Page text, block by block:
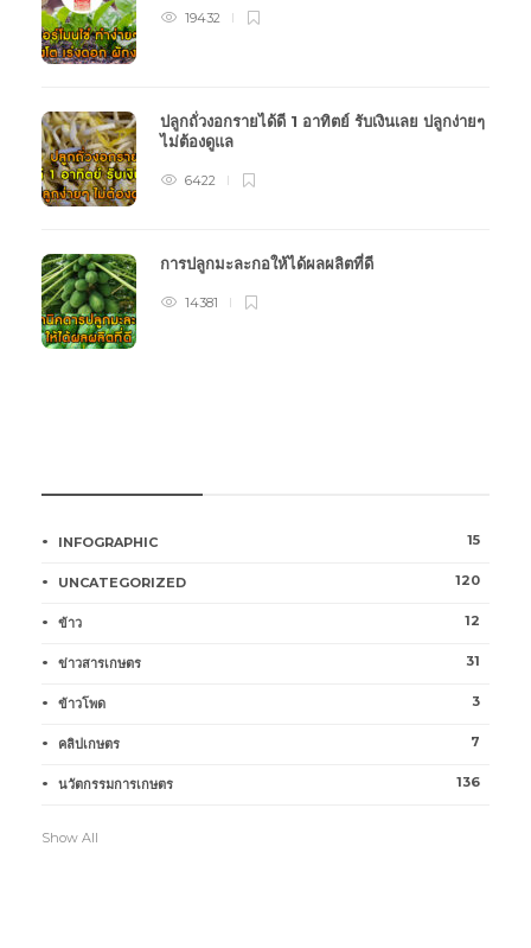
19432
ปลูกถั่วงอกรายได้ดี 1 อาทิตย์ รับเงินเลย ปลูกง่ายๆ
ไม่ต้องดูแล
6422
การปลูกมะละกอให้ได้ผลผลิตที่ดี
14381
INFOGRAPHIC 15
UNCATEGORIZED 120
ข้าว 12
ข่าวสารเกษตร 31
ข้าวโพด 3
คลิปเกษตร 7
นวัตกรรมการเกษตร 136
Show All